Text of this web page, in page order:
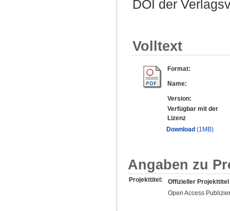
DOI der
Volltext
Format:
Name:
Version:
Verfügbar mit der
Lizenz
Download (1MB)
Angaben zu
Projekttitel:
Offizieller Projekttitel
Open Access